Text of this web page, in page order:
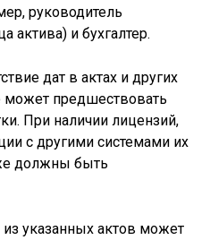
руководитель
актива) и бухгалтер.
дат в актах и других
может предшествовать
При наличии лицензий,
с другими системами их
должны быть
из указанных актов может